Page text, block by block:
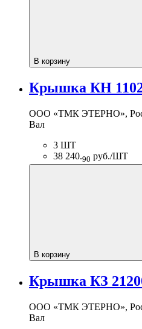
В корзину
Крышка КН
ООО «ТМК ЭТЕРНО»,
Вал
3 ШТ
38 240.90 руб./ШТ
В корзину
Крышка КЗ
ООО «ТМК ЭТЕРНО»,
Вал